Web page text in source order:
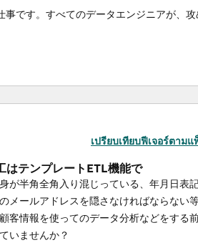
です。すべてのデータエンジニアが、
เปรียบเทียบฟีเจอร์ตาม
はテンプレートETL機能で
が半角全角入り混じっている、年月日表
メールアドレスを隠さなければならない
客情報を使ってのデータ分析などをする
いませんか？